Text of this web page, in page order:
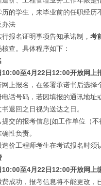
的学生，未毕业前的任职经历
法
名证明事项告知承诺制， 考
查。具体程序如下：
至4月22日12:00开放网上
上报名，在签署承诺书后选
话号码，若因填报的通讯地
退回之日视为送达之日。
的报考信息[如工作单位（不
性负责。
工程师考生在考试报名时须
10:00至4月22日12:00开放网上
成功，报考信息将不能更改，